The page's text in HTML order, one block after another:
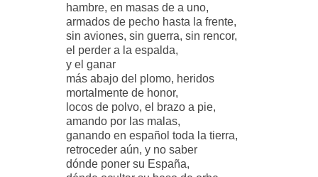
hambre, en masas de a uno,
armados de pecho hasta la frente,
sin aviones, sin guerra, sin rencor,
el perder a la espalda,
y el ganar
más abajo del plomo, heridos
mortalmente de honor,
locos de polvo, el brazo a pie,
amando por las malas,
ganando en español toda la tierra,
retroceder aún, y no saber
dónde poner su España,